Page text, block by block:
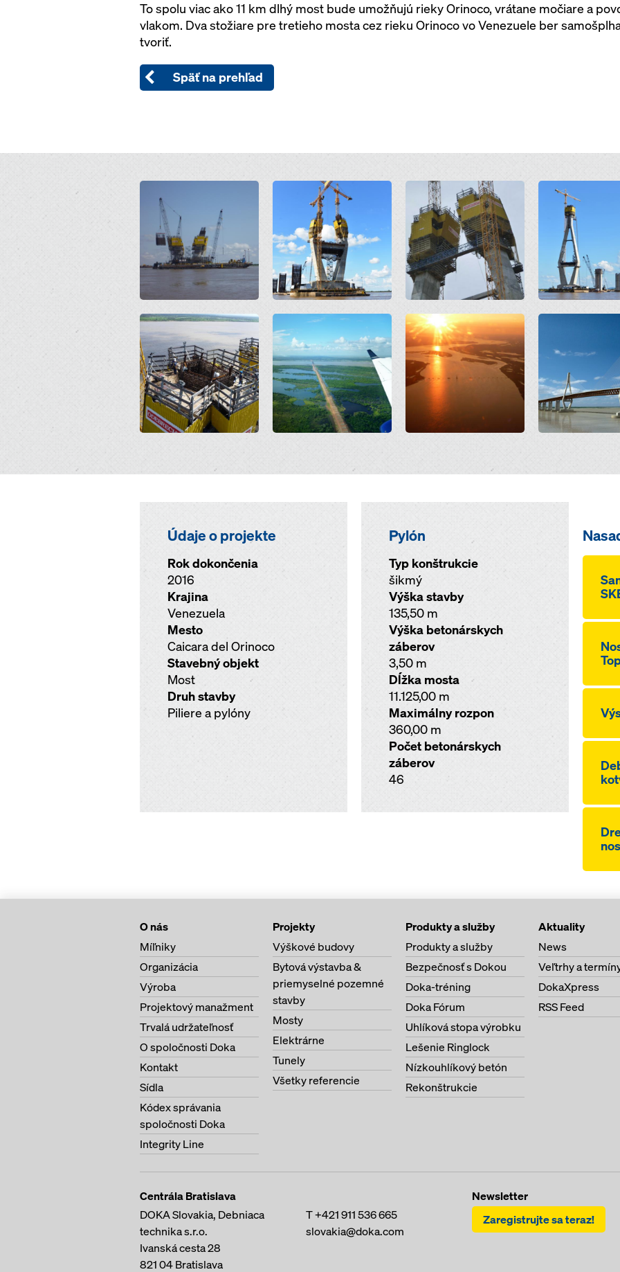
To spolu viac ako 11 km dlhý most bude umožňujú rieky Orinoco, vrátane močiare a
vlakom. Dva stožiare pre tretieho mosta cez rieku Orinoco vo Venezuele ber
tvoriť.
Späť na prehľad
Open Open Open Open
Open Open Open Open
Údaje o projekte
Rok dokončenia
2016
Krajina
Venezuela
Mesto
Caicara del Orinoco
Stavebný objekt
Most
Druh stavby
Piliere a pylóny
Pylón
Typ konštrukcie
šikmý
Výška stavby
135,50 m
Výška betonárskych
záberov
3,50 m
Dĺžka mosta
11.125,00 m
Maximálny rozpon
360,00 m
Počet betonárskych
záberov
46
O nás
Míľniky
Organizácia
Výroba
Projektový manažment
Trvalá udržateľnosť
O spoločnosti Doka
Kontakt
Sídla
Kódex správania
spoločnosti Doka
Integrity Line
Projekty
Výškové budovy
Bytová výstavba &
priemyselné pozemné
stavby
Mosty
Elektrárne
Tunely
Všetky referencie
Produkty a služby
Produkty a služby
Bezpečnosť s Dokou
Doka-tréning
Doka Fórum
Uhlíková stopa výrobku
Lešenie Ringlock
Nízkouhlíkový betón
Rekonštrukcie
Aktuality
News
Veľtrhy a
DokaXpress
RSS Feed
Centrála Bratislava
DOKA Slovakia, Debniaca
technika s.r.o.
Ivanská cesta 28
821 04Bratislava
T+421 911 536 665
slovakia@doka.com
Newsletter
Zaregistrujte sa teraz!